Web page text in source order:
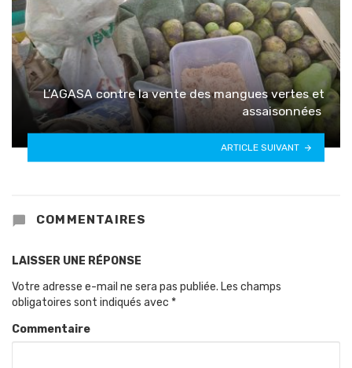
L’AGASA contre la vente des mangues vertes et
assaisonnées
ARTICLE SUIVANT
COMMENTAIRES
LAISSER UNE RÉPONSE
Votre adresse e-mail ne sera pas publiée. Les champs
obligatoires sont indiqués avec *
Commentaire